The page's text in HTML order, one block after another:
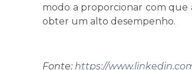
modo a proporcionar com que
obter um alto desempenho.
Fonte: https://